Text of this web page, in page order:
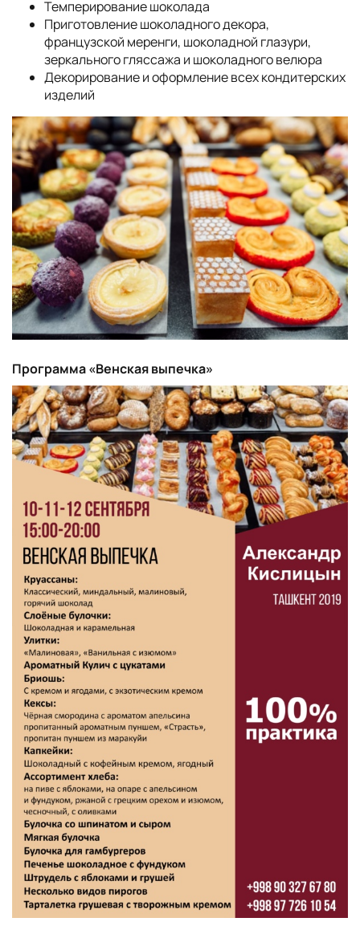
Темперирование шоколада
Приготовление шоколадного декора,
французской меренги, шоколадной глазури,
зеркального гляссажа и шоколадного велюра
Декорирование и оформление всех кондитерских
изделий
Программа «Венская выпечка»